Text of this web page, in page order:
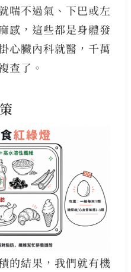
喘不過氣、下巴或左
感，這些都是身體發
心臟內科就醫，千萬
查了。
的結果，我們就有機